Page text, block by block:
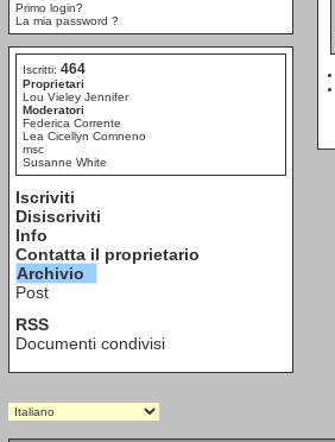
Primo login?
La mia password ?
Iscritti: 464
Proprietari
Lou Vieley Jennifer
Moderatori
Federica Corrente
Lea Cicellyn Comneno
msc
Susanne White
Iscriviti
Disiscriviti
Info
Contatta il proprietario
Archivio
Post
RSS
Documenti condivisi